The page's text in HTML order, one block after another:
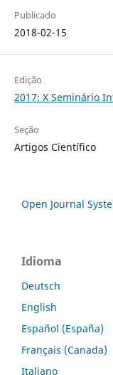
Publicado
2018-02-15
Edição
2017: X Seminário
Seção
Artigos Científico
Open Journal
Idioma
Deutsch
English
Español (España)
Français (Canada)
Italiano